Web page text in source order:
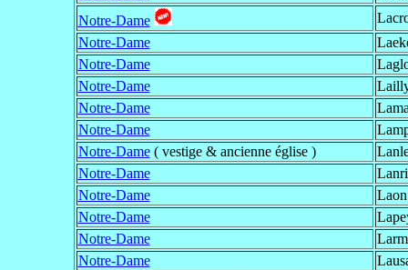
Notre-Dame
Notre-Dame
Notre-Dame
Notre-Dame
Notre-Dame
Notre-Dame
Notre-Dame( vestige & ancienne église )
Notre-Dame
Notre-Dame
Laon
Notre-Dame
Notre-Dame
Notre-Dame